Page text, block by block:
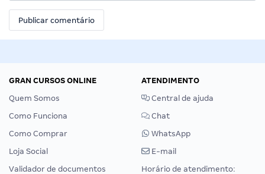
GRAN CURSOS ONLINE
Quem Somos
Como Funciona
Como Comprar
Loja Social
Validador de documentos
ATENDIMENTO
Central de ajuda
Chat
WhatsApp
E-mail
Horário de atendimento: